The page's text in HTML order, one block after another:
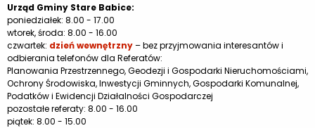
Urząd Gminy Stare Babice:
poniedziałek: 8.00 - 17.00
wtorek, środa: 8.00 - 16.00
czwartek: dzień wewnętrzny– bez przyjmowania interesantów i
odbierania telefonów dla Referatów:
Planowania Przestrzennego, Geodezji i Gospodarki Nieruchomościami,
Ochrony Środowiska, Inwestycji Gminnych, Gospodarki Komunalnej,
Podatków i Ewidencji Działalności Gospodarczej
pozostałe referaty: 8.00 - 16.00
piątek: 8.00 - 15.00